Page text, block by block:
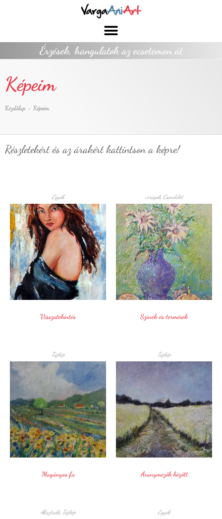
Érzések, hangulatok az ecsetemen át
Képeim
Kezdőlap > Képeim
Részletekért és az árakért kattintson a képre!
Egyéb
Visszatekintés
virágok, Csendélet
Szinek és termések
Tájkép
Magányos fa
Tájkép
Aranymezők között
Absztrakt, Tájkép Egyéb